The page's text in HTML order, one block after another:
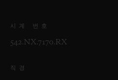
시계 번호
542.NX.7170.RX
직경